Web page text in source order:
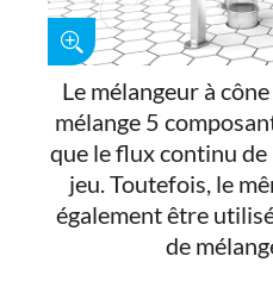
Le mélangeur à
mélange 5
que le flux continu
jeu. Toutefois, le
également être
de